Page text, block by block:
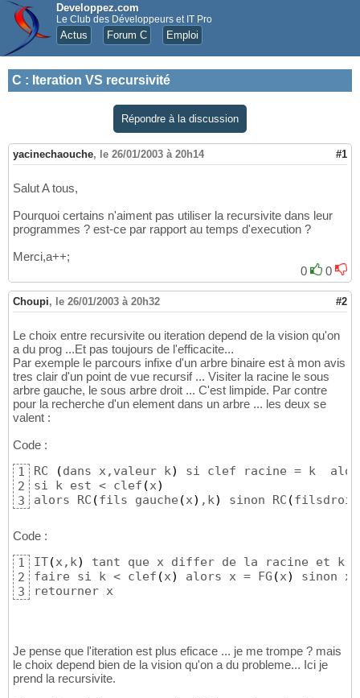
Developpez.com
Le Club des Développeurs et IT Pro
Actus Forum C Emploi
C : Iteration VS recursivité
Répondre à la discussion
yacinechaouche, le 26/01/2003 à 20h14 #1
Salut A tous,
Pourquoi certains n'aiment pas utiliser la recursivite dans leur
programmes ? est-ce par rapport au temps d'execution ?
Merci,a++;
0
0
Choupi, le 26/01/2003 à 20h32 #2
Le choix entre recursivite ou iteration depend de la vision qu'on
a du prog ...Et pas toujours de l'efficacite...
Par exemple le parcours infixe d'un arbre binaire est à mon avis
tres clair d'un point de vue recursif ... Visiter la racine le sous
arbre gauche, le sous arbre droit ... C'est limpide. Par contre
pour la recherche d'un element dans un arbre ... les deux se
valent :
Code :
1
2
3
RC (dans x,valeur k)
si clef racine = k
si k est < clef (x)
alors RC (fils gauche (x) ,k) sinon RC (filsdroit
Code :
1
2
3
IT(x,k)
tant que x differ de la racine et k
faire si k < clef (x) alors x = FG (x)
sinon x
retourner x
Je pense que l'iteration est plus eficace ... je me trompe ? mais
le choix depend bien de la vision qu'on a du probleme... Ici je
prend la recursivite.